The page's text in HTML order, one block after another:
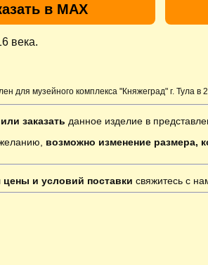
в MAX
века.
для музейного комплекса "Княжеград" г. Тула в
заказать данное изделие в
возможно изменение размера,
цены и условий поставки свяжитесь с